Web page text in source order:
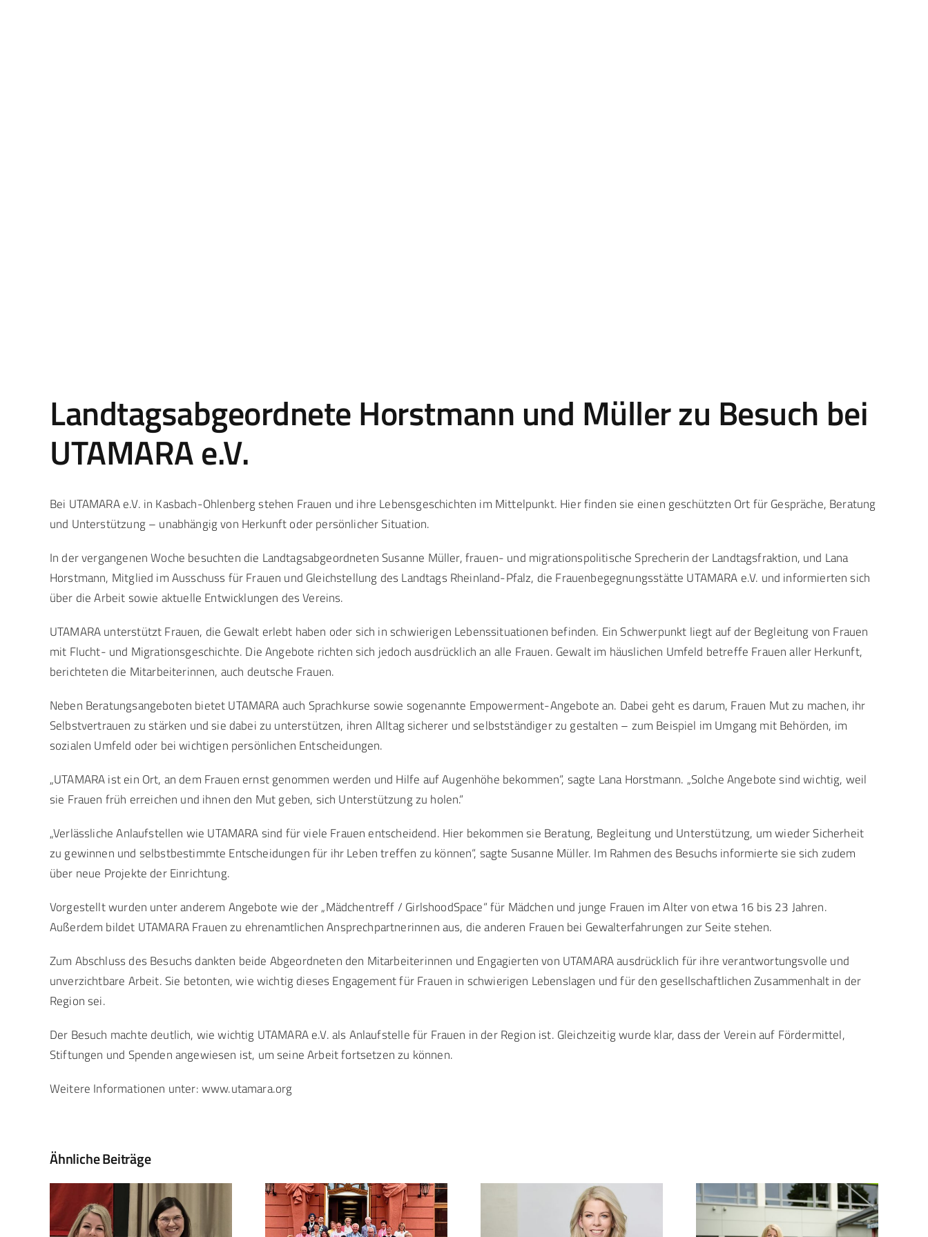
Landtagsabgeordnete Horstmann und Müller zu Besuch bei
UTAMARA e.V.
Bei UTAMARA e.V. in Kasbach-Ohlenberg stehen Frauen und ihre Lebensgeschichten im Mittelpunkt. Hier finden sie einen geschützten Ort für Gespräche, Beratung
und Unterstützung – unabhängig von Herkunft oder persönlicher Situation.
In der vergangenen Woche besuchten die Landtagsabgeordneten Susanne Müller, frauen- und migrationspolitische Sprecherin der Landtagsfraktion, und Lana
Horstmann, Mitglied im Ausschuss für Frauen und Gleichstellung des Landtags Rheinland-Pfalz, die Frauenbegegnungsstätte UTAMARA e.V. und informierten sich
über die Arbeit sowie aktuelle Entwicklungen des Vereins.
UTAMARA unterstützt Frauen, die Gewalt erlebt haben oder sich in schwierigen Lebenssituationen befinden. Ein Schwerpunkt liegt auf der Begleitung von Frauen
mit Flucht- und Migrationsgeschichte. Die Angebote richten sich jedoch ausdrücklich an alle Frauen. Gewalt im häuslichen Umfeld betreffe Frauen aller Herkunft,
berichteten die Mitarbeiterinnen, auch deutsche Frauen.
Neben Beratungsangeboten bietet UTAMARA auch Sprachkurse sowie sogenannte Empowerment-Angebote an. Dabei geht es darum, Frauen Mut zu machen, ihr
Selbstvertrauen zu stärken und sie dabei zu unterstützen, ihren Alltag sicherer und selbstständiger zu gestalten – zum Beispiel im Umgang mit Behörden, im
sozialen Umfeld oder bei wichtigen persönlichen Entscheidungen.
„UTAMARA ist ein Ort, an dem Frauen ernst genommen werden und Hilfe auf Augenhöhe bekommen“, sagte Lana Horstmann. „Solche Angebote sind wichtig, weil
sie Frauen früh erreichen und ihnen den Mut geben, sich Unterstützung zu holen.“
„Verlässliche Anlaufstellen wie UTAMARA sind für viele Frauen entscheidend. Hier bekommen sie Beratung, Begleitung und Unterstützung, um wieder Sicherheit
zu gewinnen und selbstbestimmte Entscheidungen für ihr Leben treffen zu können“, sagte Susanne Müller. Im Rahmen des Besuchs informierte sie sich zudem
über neue Projekte der Einrichtung.
Vorgestellt wurden unter anderem Angebote wie der „Mädchentreff / GirlshoodSpace“ für Mädchen und junge Frauen im Alter von etwa 16 bis 23 Jahren.
Außerdem bildet UTAMARA Frauen zu ehrenamtlichen Ansprechpartnerinnen aus, die anderen Frauen bei Gewalterfahrungen zur Seite stehen.
Zum Abschluss des Besuchs dankten beide Abgeordneten den Mitarbeiterinnen und Engagierten von UTAMARA ausdrücklich für ihre verantwortungsvolle und
unverzichtbare Arbeit. Sie betonten, wie wichtig dieses Engagement für Frauen in schwierigen Lebenslagen und für den gesellschaftlichen Zusammenhalt in der
Region sei.
Der Besuch machte deutlich, wie wichtig UTAMARA e.V. als Anlaufstelle für Frauen in der Region ist. Gleichzeitig wurde klar, dass der Verein auf Fördermittel,
Stiftungen und Spenden angewiesen ist, um seine Arbeit fortsetzen zu können.
Weitere Informationen unter: www.utamara.org
Ähnliche Beiträge